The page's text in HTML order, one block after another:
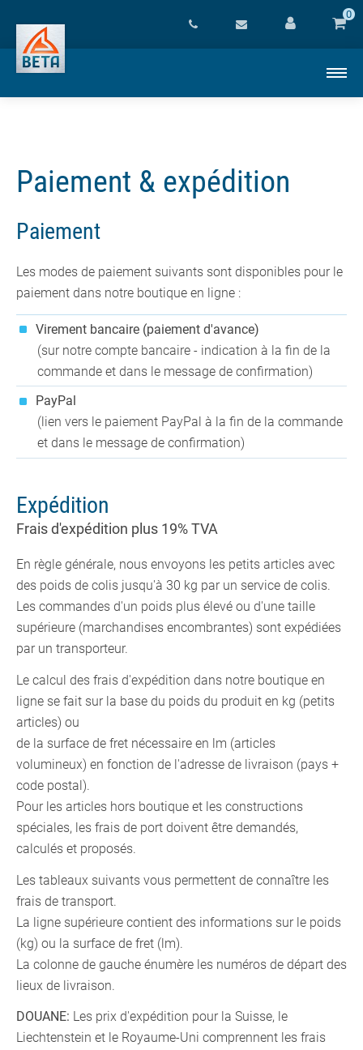
0
Paiement & expédition
Paiement
Les modes de paiement suivants sont disponibles pour le
paiement dans notre boutique en ligne :
Virement bancaire (paiement d'avance)
(sur notre compte bancaire - indication à la fin de la
commande et dans le message de confirmation)
PayPal
(lien vers le paiement PayPal à la fin de la commande
et dans le message de confirmation)
Expédition
Frais d'expédition plus 19% TVA
En règle générale, nous envoyons les petits articles avec
des poids de colis jusqu'à 30 kg par un service de colis.
Les commandes d'un poids plus élevé ou d'une taille
supérieure (marchandises encombrantes) sont expédiées
par un transporteur.
Le calcul des frais d'expédition dans notre boutique en
ligne se fait sur la base du poids du produit en kg (petits
articles) ou
de la surface de fret nécessaire en lm (articles
volumineux) en fonction de l'adresse de livraison (pays +
code postal).
Pour les articles hors boutique et les constructions
spéciales, les frais de port doivent être demandés,
calculés et proposés.
Les tableaux suivants vous permettent de connaître les
frais de transport.
La ligne supérieure contient des informations sur le poids
(kg) ou la surface de fret (lm).
La colonne de gauche énumère les numéros de départ des
lieux de livraison.
DOUANE: Les prix d'expédition pour la Suisse, le
Liechtenstein et le Royaume-Uni comprennent les frais